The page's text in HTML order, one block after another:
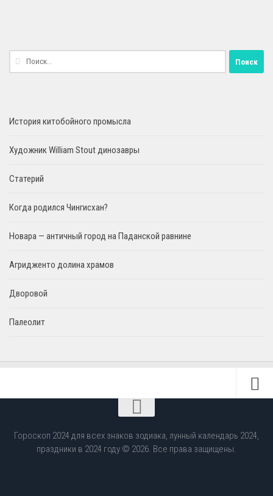
Найти:
История китобойного промысла
Художник William Stout динозавры
Статерий
Когда родился Чингисхан?
Новара — античный город на Паданской равнине
Агридженто долина храмов
Дворовой
Палеолит
Гороскоп 2024 для всех знаков зодиака, лунный календарь 2024,
праздники в 2024 году © 2026. Все права защищены.